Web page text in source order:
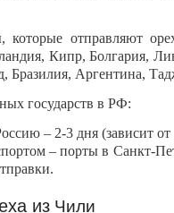
которые отправляют
Кипр, Болгария,
Бразилия, Аргентина,
государств в РФ:
– 2-3 дня (зависит
– порты в Санкт-
из Чили